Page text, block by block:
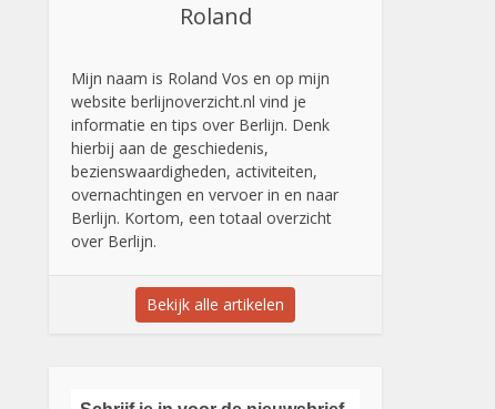
Roland
Mijn naam is Roland Vos en op mijn
website berlijnoverzicht.nl vind je
informatie en tips over Berlijn. Denk
hierbij aan de geschiedenis,
bezienswaardigheden, activiteiten,
overnachtingen en vervoer in en naar
Berlijn. Kortom, een totaal overzicht
over Berlijn.
Bekijk alle artikelen